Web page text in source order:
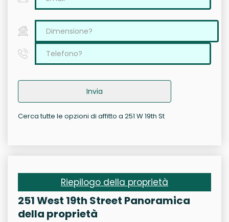
Invia
Cerca tutte le opzioni di affitto a 251 W 19th St
Riepilogo della proprietà
251 West 19th Street Panoramica
della proprietà